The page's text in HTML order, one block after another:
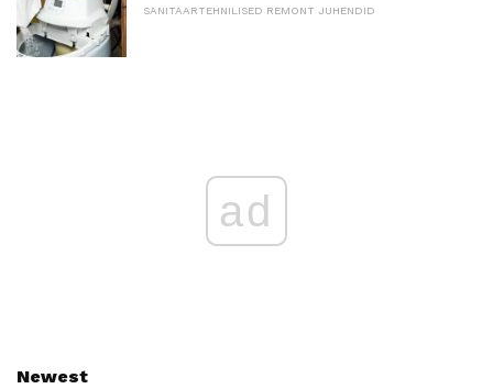
SANITAARTEHNILISED REMONT JUHENDID
ad
Newest